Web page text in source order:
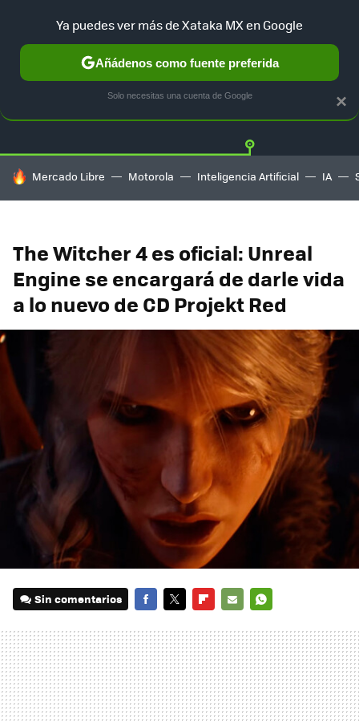
Twitter
HOY SE HABLA DE
Mercado Libre Motorola Inteligencia Artificial IA
The Witcher 4 es oficial: Unreal
Engine se encargará de darle vida
a lo nuevo de CD Projekt Red
Sin comentarios
MAIL
×
Ya puedes ver más de Xataka MX en Google
Añádenos como fuente preferida
Solo necesitas una cuenta de Google